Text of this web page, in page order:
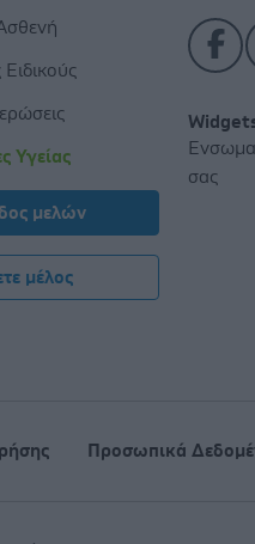
σας
Υγείας
μελών
μέλος
Προσωπικά